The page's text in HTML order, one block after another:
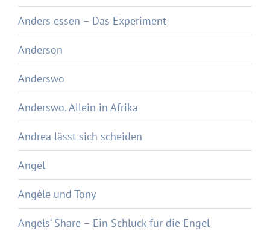
Anders essen – Das Experiment
Anderson
Anderswo
Anderswo. Allein in Afrika
Andrea lässt sich scheiden
Angel
Angèle und Tony
Angels‘ Share – Ein Schluck für die Engel